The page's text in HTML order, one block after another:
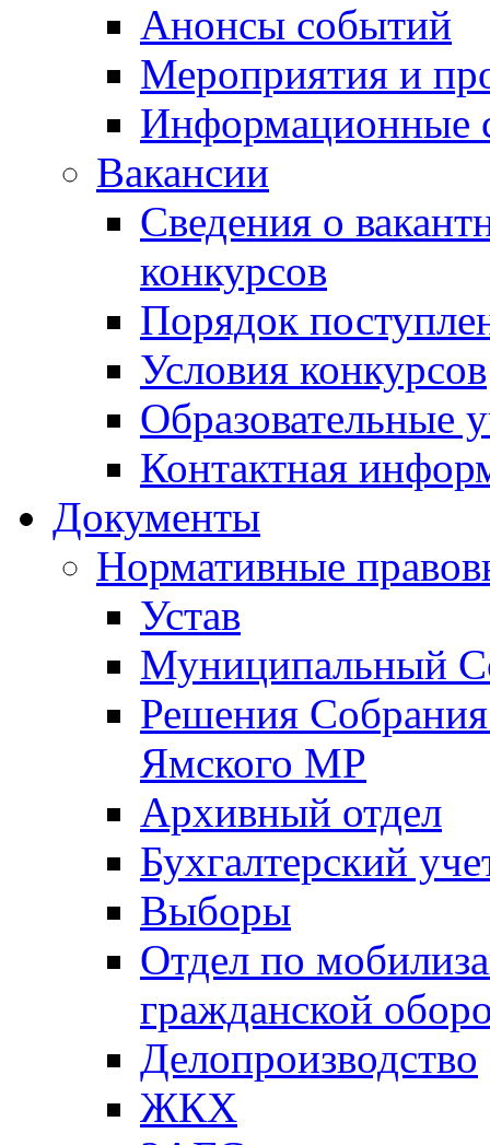
Анонсы событий
Мероприятия и
Информационные
Вакансии
Сведения о
конкурсов
Порядок
Условия конкурсов
Образовательные
Контактная
Документы
Нормативные
Устав
Муниципальный
Решения
Ямского МР
Архивный отдел
Бухгалтерский
Выборы
Отдел по
гражданской
Делопроизводство
ЖКХ